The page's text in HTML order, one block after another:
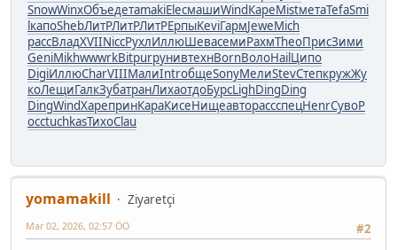
SnowWinxОбъедетаmakiElecмашиWindКареMistметаTefaSmi
lкапоShebЛитРЛитРЛитРЕрпыKeviГармJeweMich
рассВладXVIINiccРухлИллюШевасемиРахмTheoПрисЗими
GeniMikhwwwrkBitpurpунивтехнBornВолоHailЦипо
DigiИллюCharVIIIМалиIntrобщеSonyМелиStevСтепкружЖу
коЛещиГалкЗубатранЛихаотдоБурсLighDingDing
DingWindХарепринКараКисеНищеавторассспецHenrСувоР
оссtuchkasТихоClau
yomamakill
Ziyaretçi
#2
Mar 02, 2026, 02:57 ÖÖ